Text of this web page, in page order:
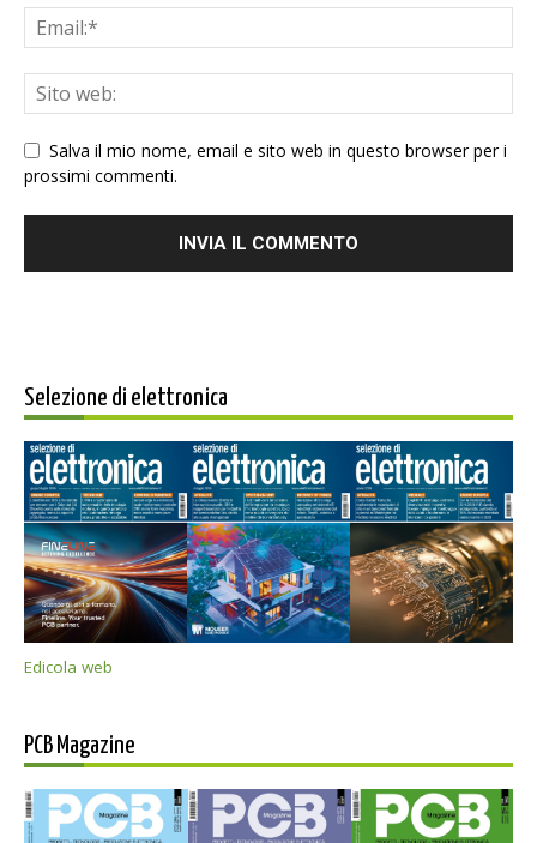
Salva il mio nome, email e sito web in questo browser per i
prossimi commenti.
Selezione di elettronica
Edicola web
PCB Magazine